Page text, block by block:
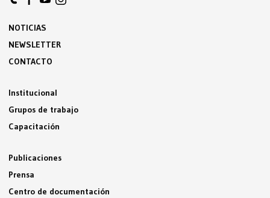
NOTICIAS
NEWSLETTER
CONTACTO
Institucional
Grupos de trabajo
Capacitación
Publicaciones
Prensa
Centro de documentación